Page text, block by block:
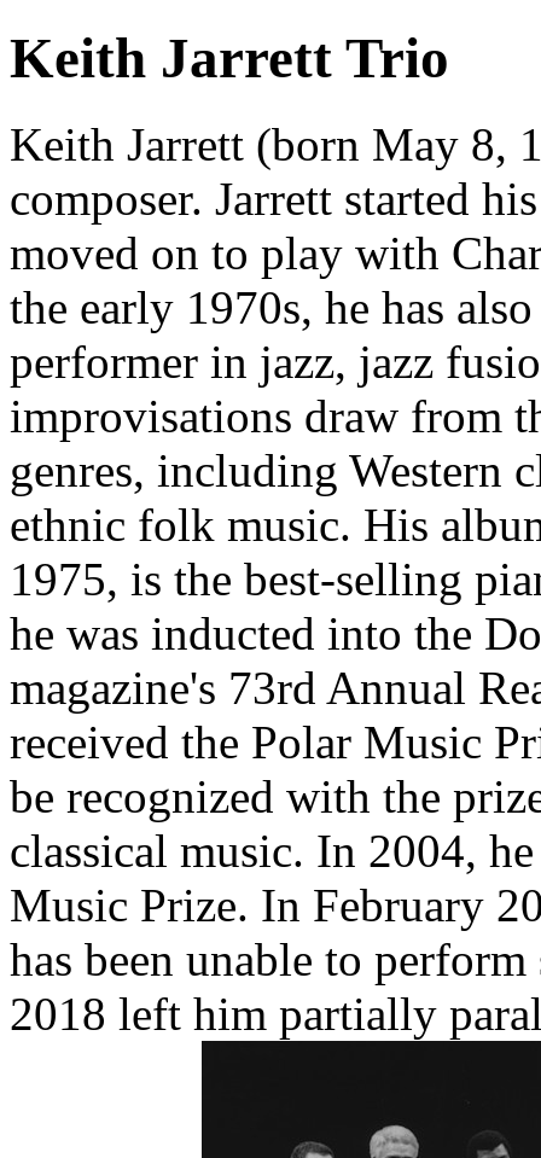
Keith Jarrett Trio
Keith Jarrett (born May 8,
composer. Jarrett started
moved on to play with
the early 1970s, he has
performer in jazz, jazz
improvisations draw from
genres, including Western
ethnic folk music. His
1975, is the best-selling
he was inducted into the
magazine's 73rd Annual
received the Polar Music
be recognized with the
classical music. In 2004,
Music Prize. In February
has been unable to
2018 left him partially